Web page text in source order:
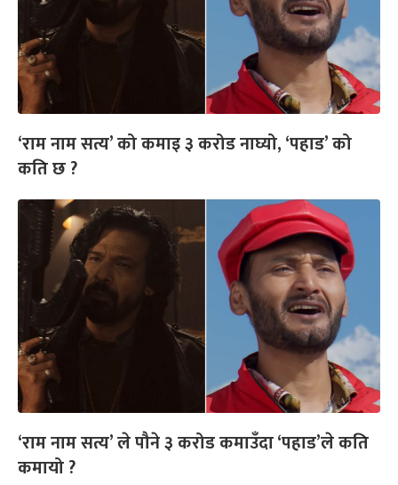
‘राम नाम सत्य’ को कमाइ ३ करोड नाघ्यो, ‘पहाड’ को
कति छ ?
‘राम नाम सत्य’ ले पौने ३ करोड कमाउँदा ‘पहाड’ले कति
कमायो ?